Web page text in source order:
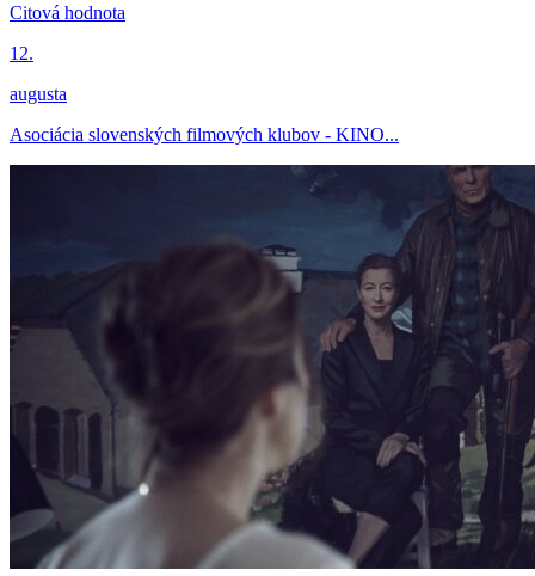
Citová hodnota
12.
augusta
Asociácia slovenských filmových klubov - KINO...